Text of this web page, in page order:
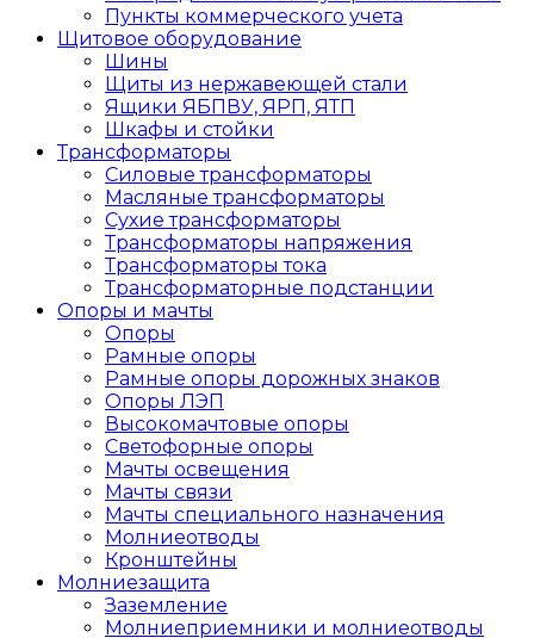
Пункты коммерческого учета
Щитовое оборудование
Шины
Щиты из нержавеющей стали
Ящики ЯБПВУ, ЯРП, ЯТП
Шкафы и стойки
Трансформаторы
Силовые трансформаторы
Масляные трансформаторы
Сухие трансформаторы
Трансформаторы напряжения
Трансформаторы тока
Трансформаторные подстанции
Опоры и мачты
Опоры
Рамные опоры
Рамные опоры дорожных знаков
Опоры ЛЭП
Высокомачтовые опоры
Светофорные опоры
Мачты освещения
Мачты связи
Мачты специального назначения
Молниеотводы
Кронштейны
Молниезащита
Заземление
Молниеприемники и молниеотводы